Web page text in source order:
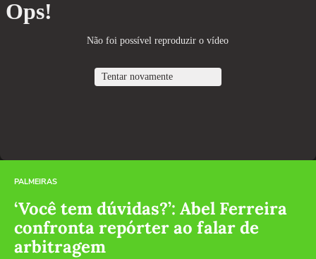
PALMEIRAS
‘Você tem dúvidas?’: Abel Ferreira
confronta repórter ao falar de
arbitragem